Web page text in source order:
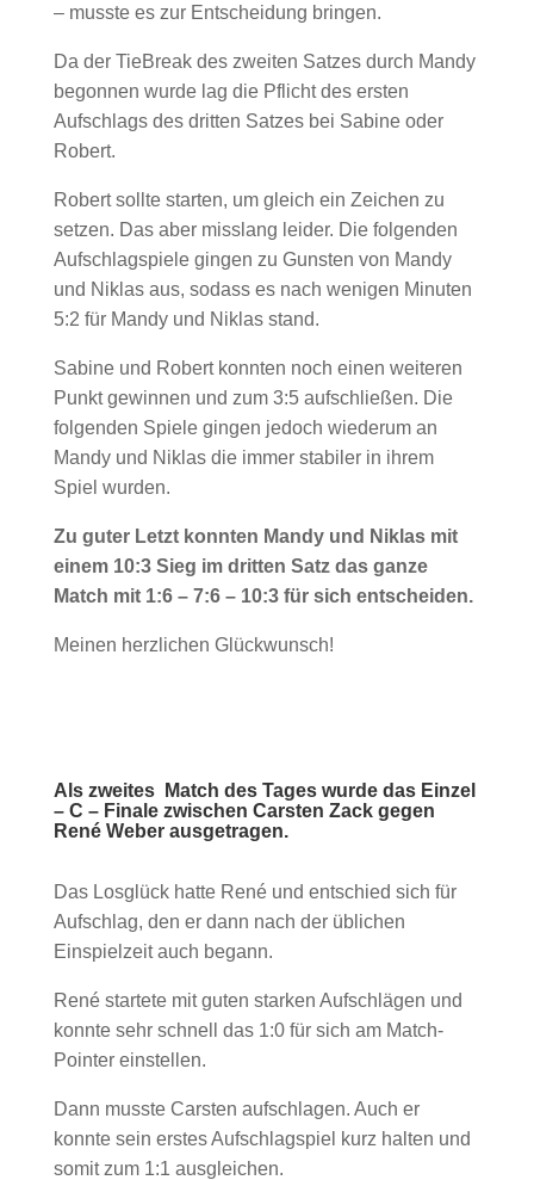
– musste es zur Entscheidung bringen.
Da der TieBreak des zweiten Satzes durch Mandy
begonnen wurde lag die Pflicht des ersten
Aufschlags des dritten Satzes bei Sabine oder
Robert.
Robert sollte starten, um gleich ein Zeichen zu
setzen. Das aber misslang leider. Die folgenden
Aufschlagspiele gingen zu Gunsten von Mandy
und Niklas aus, sodass es nach wenigen Minuten
5:2 für Mandy und Niklas stand.
Sabine und Robert konnten noch einen weiteren
Punkt gewinnen und zum 3:5 aufschließen. Die
folgenden Spiele gingen jedoch wiederum an
Mandy und Niklas die immer stabiler in ihrem
Spiel wurden.
Zu guter Letzt konnten Mandy und Niklas mit
einem 10:3 Sieg im dritten Satz das ganze
Match mit 1:6 – 7:6 – 10:3 für sich entscheiden.
Meinen herzlichen Glückwunsch!
Als zweites Match des Tages wurde das Einzel
– C – Finale zwischen Carsten Zack gegen
René Weber ausgetragen.
Das Losglück hatte René und entschied sich für
Aufschlag, den er dann nach der üblichen
Einspielzeit auch begann.
René startete mit guten starken Aufschlägen und
konnte sehr schnell das 1:0 für sich am Match-
Pointer einstellen.
Dann musste Carsten aufschlagen. Auch er
konnte sein erstes Aufschlagspiel kurz halten und
somit zum 1:1 ausgleichen.